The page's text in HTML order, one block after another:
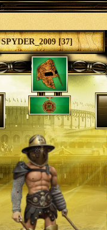
SPYDER_2009 [37]